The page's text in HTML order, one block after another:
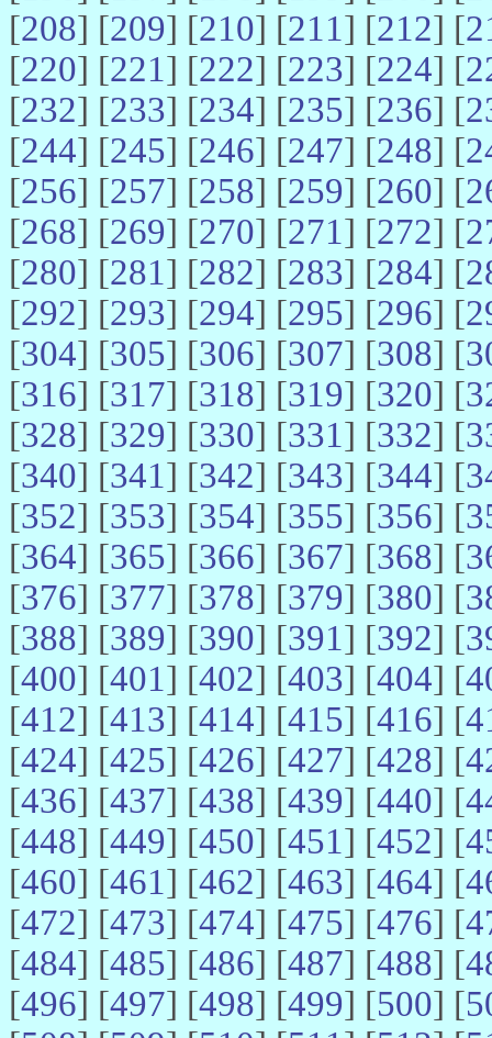
[208] [209] [210] [211] [212] [
[220] [221] [222] [223] [224] [
[232] [233] [234] [235] [236] [
[244] [245] [246] [247] [248] [
[256] [257] [258] [259] [260] [
[268] [269] [270] [271] [272] [
[280] [281] [282] [283] [284] [
[292] [293] [294] [295] [296] [
[304] [305] [306] [307] [308] [
[316] [317] [318] [319] [320] [
[328] [329] [330] [331] [332] [
[340] [341] [342] [343] [344] [
[352] [353] [354] [355] [356] [
[364] [365] [366] [367] [368] [
[376] [377] [378] [379] [380] [
[388] [389] [390] [391] [392] [
[400] [401] [402] [403] [404] [
[412] [413] [414] [415] [416] [
[424] [425] [426] [427] [428] [
[436] [437] [438] [439] [440] [
[448] [449] [450] [451] [452] [
[460] [461] [462] [463] [464] [
[472] [473] [474] [475] [476] [
[484] [485] [486] [487] [488] [
[496] [497] [498] [499] [500] [